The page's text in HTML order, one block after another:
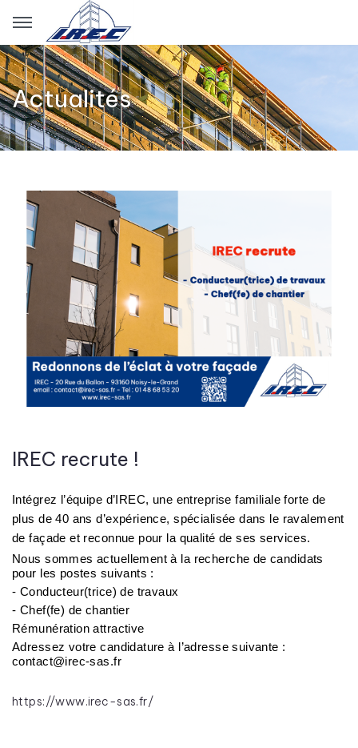
Panneau de gestion des cookies
Actualités
IREC recrute !
Intégrez l’équipe d’IREC, une entreprise familiale forte de
plus de 40 ans d’expérience, spécialisée dans le ravalement
de façade et reconnue pour la qualité de ses services.
Nous sommes actuellement à la recherche de candidats
pour les postes suivants :
- Conducteur(trice) de travaux
- Chef(fe) de chantier
Rémunération attractive
Adressez votre candidature à l’adresse suivante :
contact@irec-sas.fr
https://www.irec-sas.fr/